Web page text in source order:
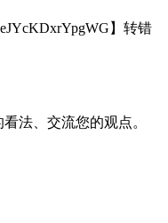
】转错
法、交流您的观点。